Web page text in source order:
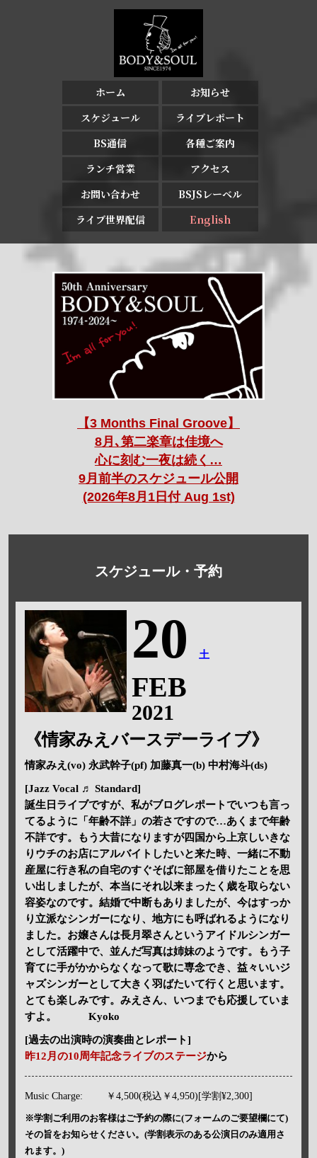
ホーム
お知らせ
スケジュール
ライブレポート
BS通信
各種ご案内
ランチ営業
アクセス
お問い合わせ
BSJSレーベル
ライブ世界配信
English
【3 Months Final Groove】
8月､第二楽章は佳境へ
心に刻む一夜は続く…
9月前半のスケジュール公開
(2026年8月1日付 Aug 1st)
スケジュール・予約
20 土
FEB
2021
《情家みえバースデーライブ》
情家みえ(vo) 永武幹子(pf) 加藤真一(b) 中村海斗(ds)
[Jazz Vocal ♬ Standard]
誕生日ライブですが、私がブログレポートでいつも言っ
てるように「年齢不詳」の若さですので…あくまで年齢
不詳です。もう大昔になりますが四国から上京しいきな
りウチのお店にアルバイトしたいと来た時、一緒に不動
産屋に行き私の自宅のすぐそばに部屋を借りたことを思
い出しましたが、本当にそれ以来まったく歳を取らない
容姿なのです。結婚で中断もありましたが、今はすっか
り立派なシンガーになり、地方にも呼ばれるようになり
ました。お嬢さんは長月翠さんというアイドルシンガー
として活躍中で、並んだ写真は姉妹のようです。もう子
育てに手がかからなくなって歌に専念でき、益々いいジ
ャズシンガーとして大きく羽ばたいて行くと思います。
とても楽しみです。みえさん、いつまでも応援していま
すよ。 Kyoko
[過去の出演時の演奏曲とレポート]
昨12月の10周年記念ライブのステージから
Music Charge: ￥4,500(税込￥4,950)[学割¥2,300]
※学割ご利用のお客様はご予約の際に(フォームのご要望欄にて)
その旨をお知らせください。(学割表示のある公演日のみ適用さ
れます。)